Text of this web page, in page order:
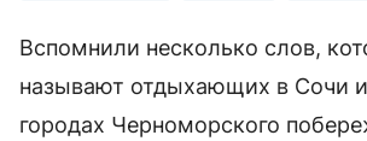
Вспомнили несколько слов,
называют отдыхающих в Сочи
городах Черноморского